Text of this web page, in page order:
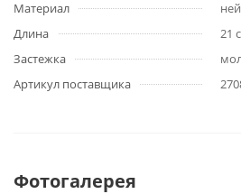
Материал
Длина
21
Застежка
Артикул поставщика
Фотогалерея